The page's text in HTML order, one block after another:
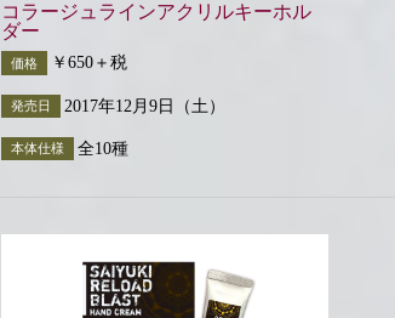
コラージュラインアクリルキーホル
ダー
価格 ￥650＋税
発売日 2017年12月9日（土）
本体仕様 全10種